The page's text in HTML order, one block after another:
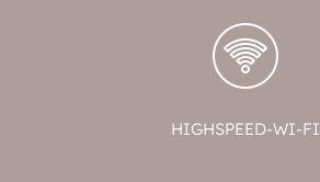
HIGHSPEED-WI-FI